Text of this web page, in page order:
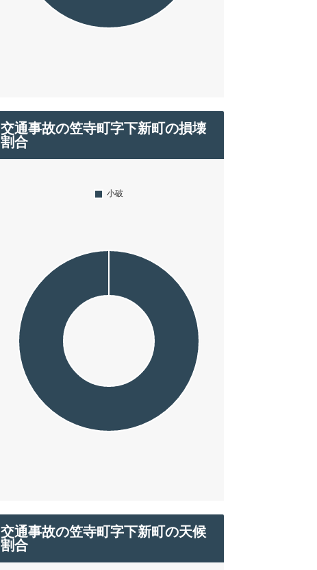
交通事故の笠寺町字下新町の損壊
割合
交通事故の笠寺町字下新町の天候
割合